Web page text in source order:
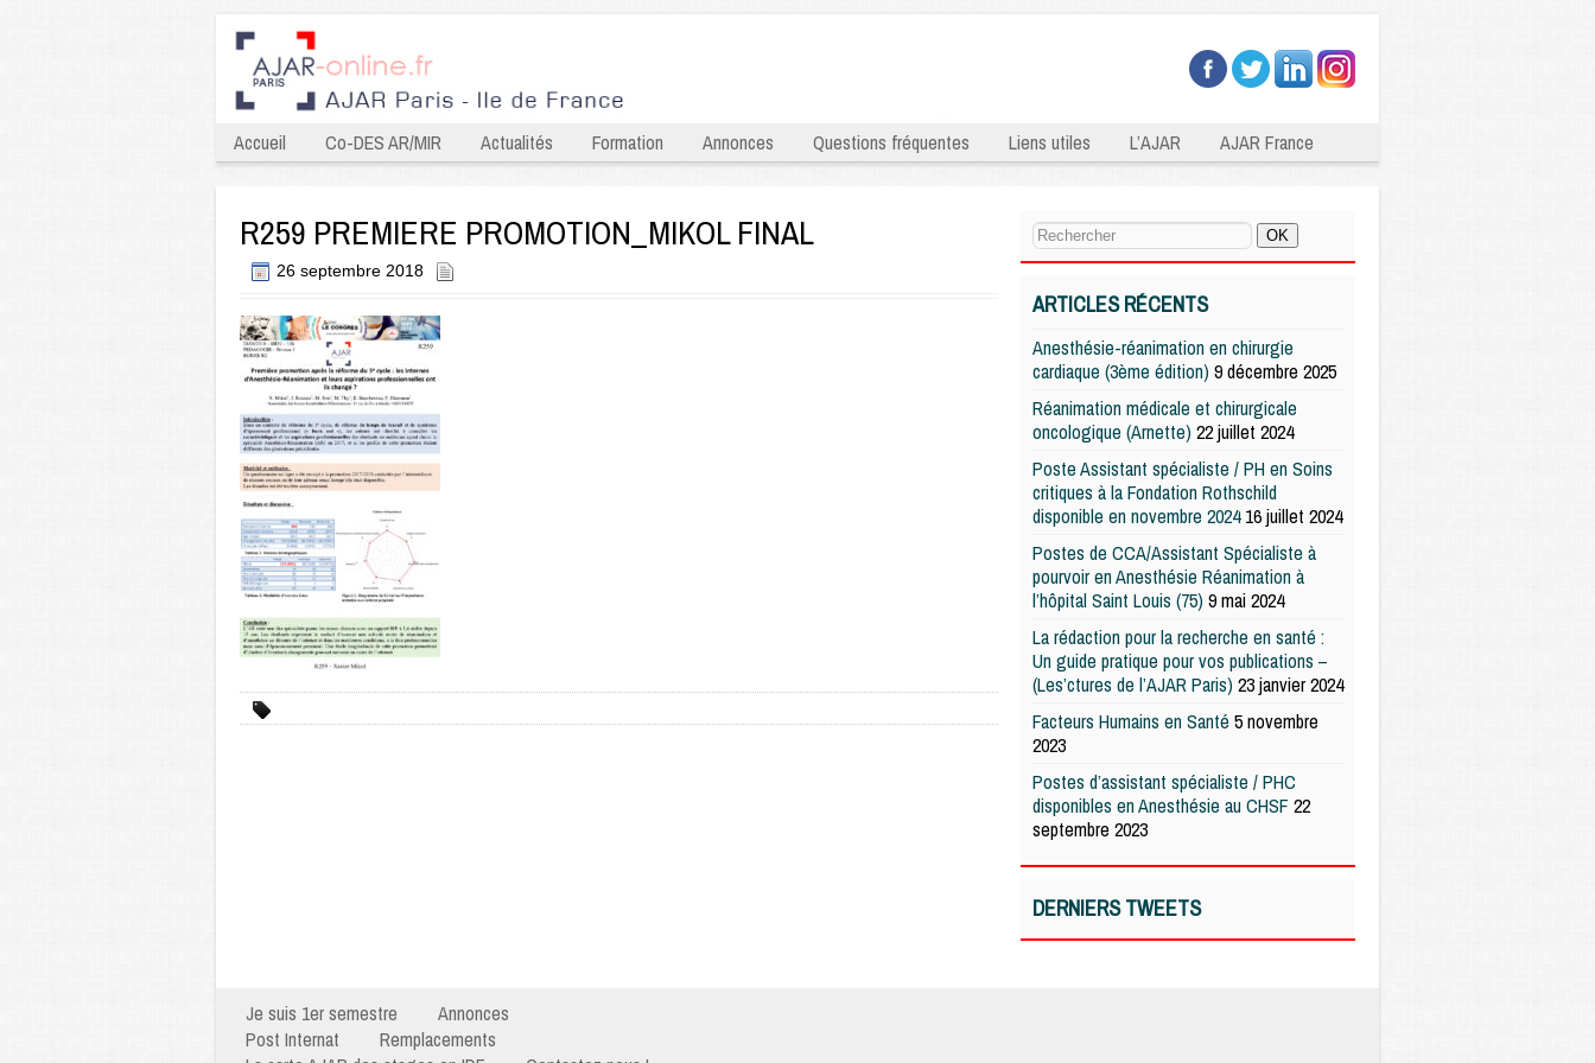
Accueil Co-DES AR/MIR Actualités Formation Annonces Questions fréquentes Liens utiles L’AJAR AJAR France
R259 PREMIERE PROMOTION_MIKOL FINAL
26 septembre 2018
ARTICLES RÉCENTS
Anesthésie-réanimation en chirurgie
cardiaque (3ème édition) 9 décembre 2025
Réanimation médicale et chirurgicale
oncologique (Arnette) 22 juillet 2024
Poste Assistant spécialiste / PH en Soins
critiques à la Fondation Rothschild
disponible en novembre 2024 16 juillet 2024
Postes de CCA/Assistant Spécialiste à
pourvoir en Anesthésie Réanimation à
l’hôpital Saint Louis (75) 9 mai 2024
La rédaction pour la recherche en santé :
Un guide pratique pour vos publications –
(Les’ctures de l’AJAR Paris) 23 janvier 2024
Facteurs Humains en Santé 5 novembre
2023
Postes d’assistant spécialiste / PHC
disponibles en Anesthésie au CHSF 22
septembre 2023
DERNIERS TWEETS
Je suis 1er semestre
Annonces
Post Internat
Remplacements